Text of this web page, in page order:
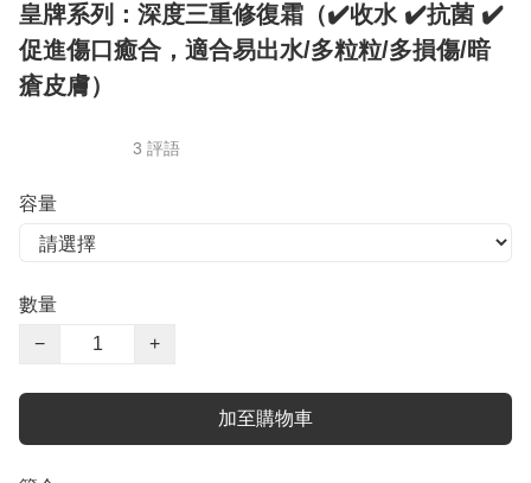
皇牌系列：深度三重修復霜（✔️收水 ✔️抗菌 ✔️
促進傷口癒合，適合易出水/多粒粒/多損傷/暗
瘡皮膚）
3 評語
容量
數量
−
+
加至購物車